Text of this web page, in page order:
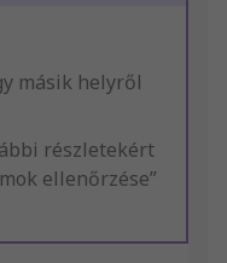
másik helyről
részletekért
ellenőrzése”